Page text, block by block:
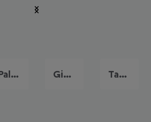
Palermo Giardini-Naxos Taormina